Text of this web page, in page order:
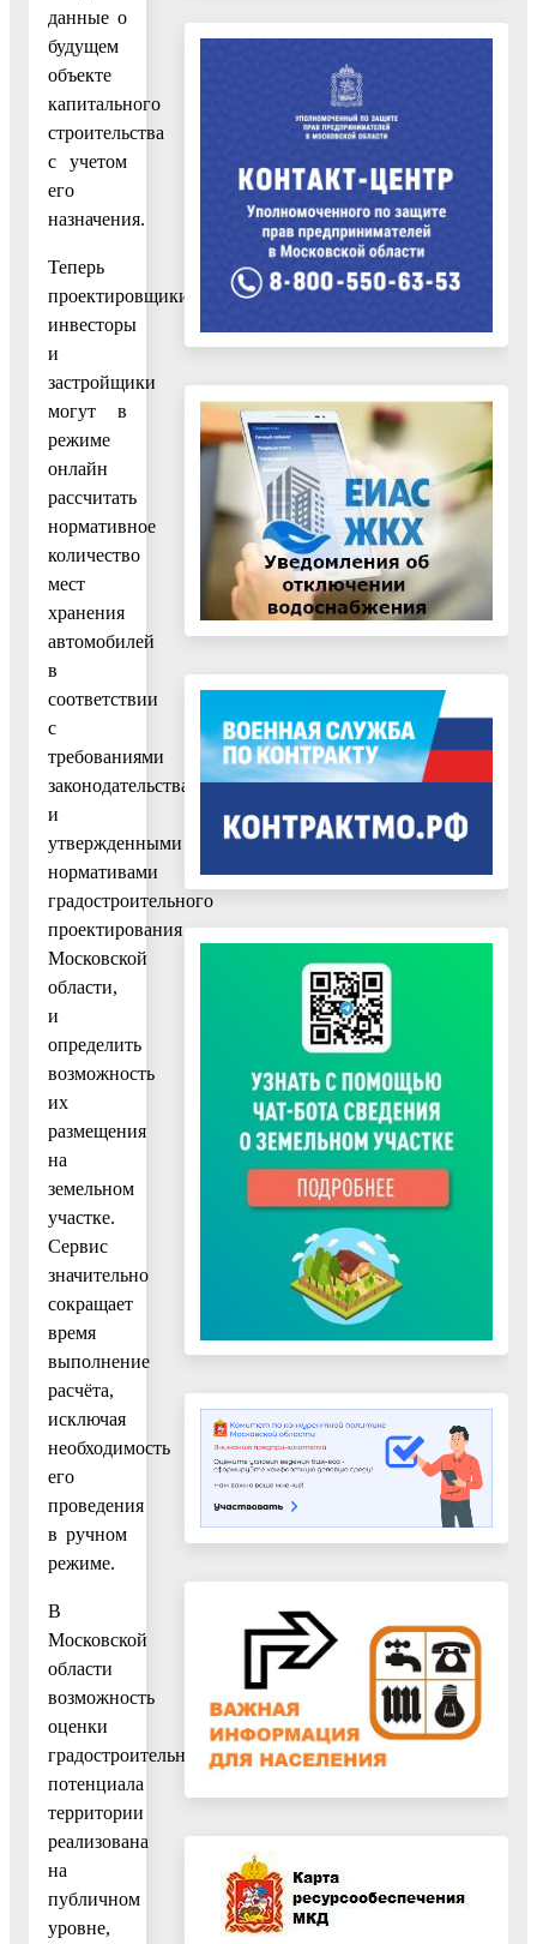
данные о
будущем
объекте
капитального
строительства
с учетом
его
назначения.
Теперь
проектировщики,
инвесторы
и
застройщики
могут в
режиме
онлайн
рассчитать
нормативное
количество
мест
хранения
автомобилей
в
соответствии
с
требованиями
законодательства
и
утвержденными
нормативами
градостроительного
проектирования
Московской
области,
и
определить
возможность
их
размещения
на
земельном
участке.
Сервис
значительно
сокращает
время
выполнение
расчёта,
исключая
необходимость
его
проведения
в ручном
режиме.
В
Московской
области
возможность
оценки
градостроительного
потенциала
территории
реализована
на
публичном
уровне,